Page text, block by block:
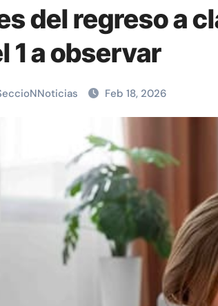
del regreso a
1 a observar
Feb 18, 2026